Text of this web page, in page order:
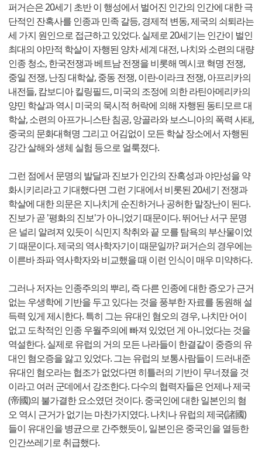
퍼거슨은 20세기 초반 이 행성에서 벌어진 인간의 인간에 대한 극
단적인 잔혹사를 인종과 민족 갈등, 경제적 변동, 제국의 쇠퇴라는
세 가지 원인으로 접근하고 있었다. 실제로 20세기는 인간이 벌인
최대의 야만적 학살이 자행된 양차 세계 대전, 나치와 소련의 대량
인종 청소, 한국전쟁과 베트남 전쟁을 비롯해 멕시코 혁명 전쟁,
중일 전쟁, 난징 대학살, 중동 전쟁, 이란-이라크 전쟁, 아프리카의
내전들, 캄보디아 킬링필드, 미국의 조정에 의한 라틴아메리카의
양민 학살과 역시 미국의 묵시적 허락에 의해 자행된 동티모르 대
학살, 소련의 아프가니스탄 침공, 앙골라와 보스니아의 폭력 사태,
중국의 문화대혁명 그리고 어김없이 모든 학살 장소에서 자행된
강간 살해와 생체 실험 등으로 얼룩졌다.
그런 점에서 문명의 발달과 진보가 인간의 잔혹성과 야만성을 약
화시키리라고 기대했다면 그런 기대에서 비롯된 20세기 전쟁과
학살에 대한 의문은 지나치게 순진하거나 공허한 말장난이 된다.
진보가 곧 '평화의 진보'가 아니었기 때문이다. 뛰어난 서구 문명
은 널리 알려져 있듯이 식민지 착취와 끝 모를 탐욕의 부산물이었
기 때문이다. 제국의 역사학자기이 때문일까? 퍼거슨의 경우에는
이른바 좌파 역사학자와 비교했을 때 이런 인식이 매우 미약하다.
그러나 저자는 인종주의의 뿌리, 즉 다른 인종에 대한 증오가 근거
없는 우생학에 기반을 두고 있다는 것을 풍부한 자료를 동원해 설
득력 있게 제시한다. 특히 그는 유대인 혐오의 경우, 나치만 어이
없고 도착적인 인종 우월주의에 빠져 있었던 게 아니었다는 것을
역설한다. 실제로 유럽의 거의 모든 나라들이 한결같이 중증의 유
대인 혐오증을 앓고 있었다. 그는 유럽의 보통사람들이 드러내준
유대인 혐오라는 협조가 없었다면 히틀러의 기반이 무너졌을 것
이라고 여러 군데에서 강조한다. 다수의 협력자들은 언제나 제국
(帝國)의 불가결한 요소였던 것이다. 중국인에 대한 일본인의 혐
오 역시 근거가 없기는 마찬가지였다. 나치나 유럽의 제국(諸國)
들이 유대인을 병균으로 간주했듯이, 일본인은 중국인을 열등한
인간쓰레기로 취급했다.